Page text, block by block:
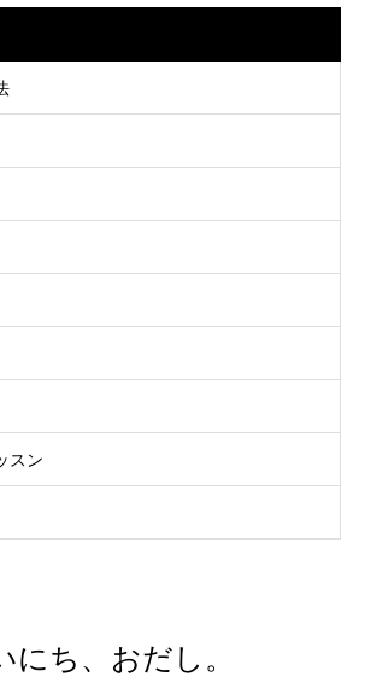
スン
にち、おだし。